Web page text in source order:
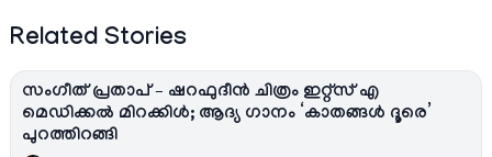
Related Stories
സംഗീത് പ്രതാപ് – ഷറഫുദീൻ ചിത്രം ഇറ്റ്സ് എ
മെഡിക്കൽ മിറക്കിൾ; ആദ്യ ഗാനം ‘കാതങ്ങൾ ദൂരെ’
പുറത്തിറങ്ങി